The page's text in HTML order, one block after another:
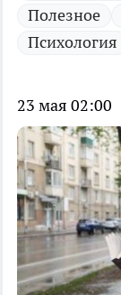
Полезное
Психология
23 мая 02:00